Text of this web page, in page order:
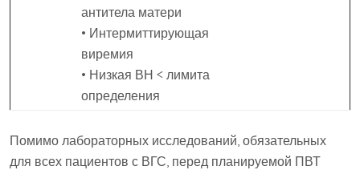
антитела матери
• Интермиттирующая
виремия
• Низкая ВН < лимита
определения
Помимо лабораторных исследований, обязательных
для всех пациентов с ВГС, перед планируемой ПВТ